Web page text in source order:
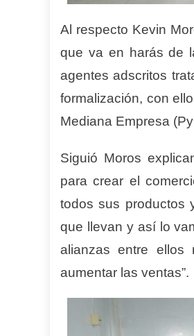
Al respecto Kevin
que va en harás de
agentes adscritos
formalización, con
Mediana Empresa
Siguió Moros
para crear el
todos sus productos
que llevan y así lo
alianzas entre ellos
aumentar las ventas”.